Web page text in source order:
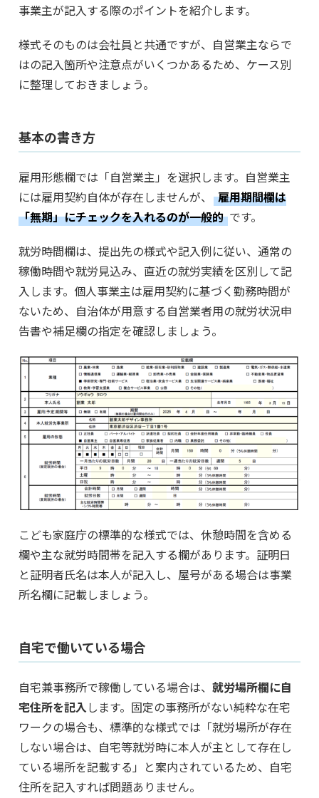
事業主が記入する際のポイントを紹介します。
様式そのものは会社員と共通ですが、自営業主ならで
はの記入箇所や注意点がいくつかあるため、ケース別
に整理しておきましょう。
基本の書き方
雇用形態欄では「自営業主」を選択します。自営業主
には雇用契約自体が存在しませんが、
雇用期間欄は
「無期」にチェックを入れるのが一般的 です。
就労時間欄は、提出先の様式や記入例に従い、通常の
稼働時間や就労見込み、直近の就労実績を区別して記
入します。個人事業主は雇用契約に基づく勤務時間が
ないため、自治体が用意する自営業者用の就労状況申
告書や補足欄の指定を確認しましょう。
こども家庭庁の標準的な様式では、休憩時間を含める
欄や主な就労時間帯を記入する欄があります。証明日
と証明者氏名は本人が記入し、屋号がある場合は事業
所名欄に記載しましょう。
自宅で働いている場合
自宅兼事務所で稼働している場合は、 就労場所欄に自
宅住所を記入します。固定の事務所がない純粋な在宅
ワークの場合も、標準的な様式では「就労場所が存在
しない場合は、自宅等就労時に本人が主として存在し
ている場所を記載する」と案内されているため、自宅
住所を記入すれば問題ありません。